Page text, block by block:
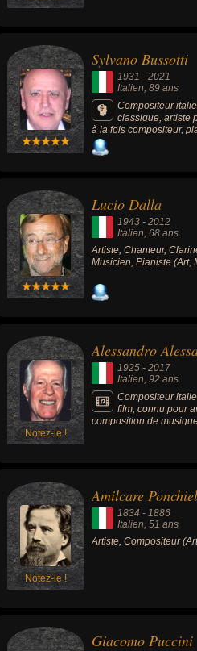
Sylvano Bussotti
1931 -2021
Italien, 89 ans
Compositeur
classique, artiste
à la fois compositeur,
dessinateur,
scénographe,
Lucio Dalla
1943 -2012
Italien, 68 ans
Artiste, Chanteur,
Musicien, Pianiste (Art,
Notez-le !
Alessandro
1925 -2017
Italien , 92 ans
Compositeur
film, connu pour
composition de
spaghettis
Pour une poignée de
Notez-le !
Amilcare
1834 - 1886
Italien , 51 ans
Artiste, Compositeur
Giacomo Puccini